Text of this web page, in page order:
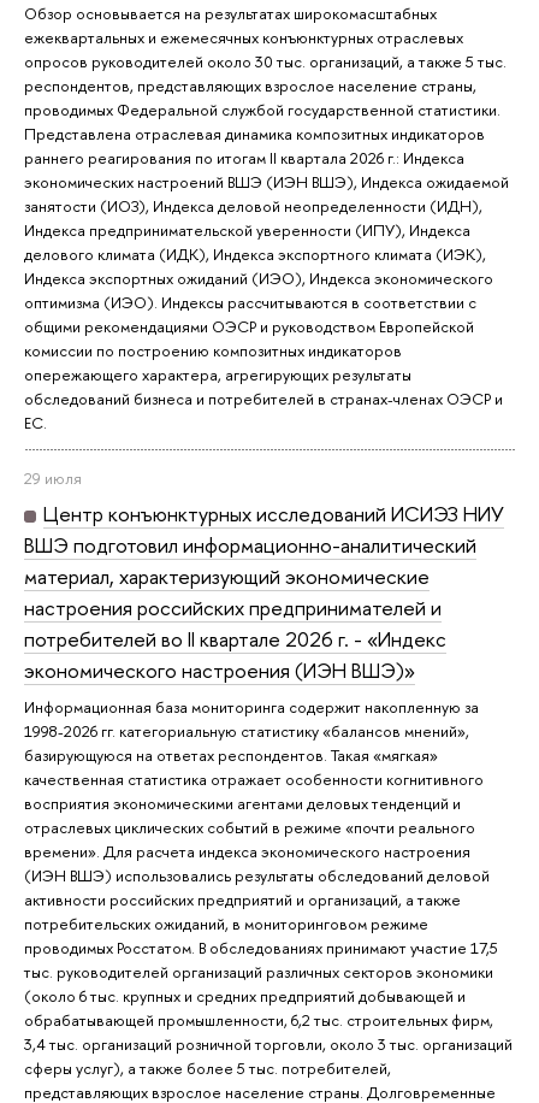
Обзор основывается на результатах широкомасштабных
ежеквартальных и ежемесячных конъюнктурных отраслевых
опросов руководителей около 30 тыс. организаций, а также 5 тыс.
респондентов, представляющих взрослое население страны,
проводимых Федеральной службой государственной статистики.
Представлена отраслевая динамика композитных индикаторов
раннего реагирования по итогам II квартала 2026 г.: Индекса
экономических настроений ВШЭ (ИЭН ВШЭ), Индекса ожидаемой
занятости (ИОЗ), Индекса деловой неопределенности (ИДН),
Индекса предпринимательской уверенности (ИПУ), Индекса
делового климата (ИДК), Индекса экспортного климата (ИЭК),
Индекса экспортных ожиданий (ИЭО), Индекса экономического
оптимизма (ИЭО). Индексы рассчитываются в соответствии с
общими рекомендациями ОЭСР и руководством Европейской
комиссии по построению композитных индикаторов
опережающего характера, агрегирующих результаты
обследований бизнеса и потребителей в странах-членах ОЭСР и
ЕС.
29 июля
Центр конъюнктурных исследований ИСИЭЗ НИУ
ВШЭ подготовил информационно-аналитический
материал, характеризующий экономические
настроения российских предпринимателей и
потребителей во II квартале 2026 г. - «Индекс
экономического настроения (ИЭН ВШЭ)»
Информационная база мониторинга содержит накопленную за
1998-2026 гг. категориальную статистику «балансов мнений»,
базирующуюся на ответах респондентов. Такая «мягкая»
качественная статистика отражает особенности когнитивного
восприятия экономическими агентами деловых тенденций и
отраслевых циклических событий в режиме «почти реального
времени». Для расчета индекса экономического настроения
(ИЭН ВШЭ) использовались результаты обследований деловой
активности российских предприятий и организаций, а также
потребительских ожиданий, в мониторинговом режиме
проводимых Росстатом. В обследованиях принимают участие 17,5
тыс. руководителей организаций различных секторов экономики
(около 6 тыс. крупных и средних предприятий добывающей и
обрабатывающей промышленности, 6,2 тыс. строительных фирм,
3,4 тыс. организаций розничной торговли, около 3 тыс. организаций
сферы услуг), а также более 5 тыс. потребителей,
представляющих взрослое население страны. Долговременные